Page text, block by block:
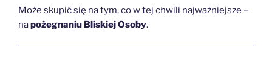
Może skupić się na tym, co w tej chwili najważniejsze –
napożegnaniu Bliskiej Osoby.